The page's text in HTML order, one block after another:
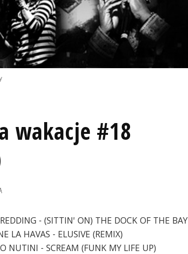
wakacje #18
- (SITTIN' ON) THE DOCK OF THE BAY
LA HAVAS - ELUSIVE (REMIX)
NUTINI - SCREAM (FUNK MY LIFE UP)